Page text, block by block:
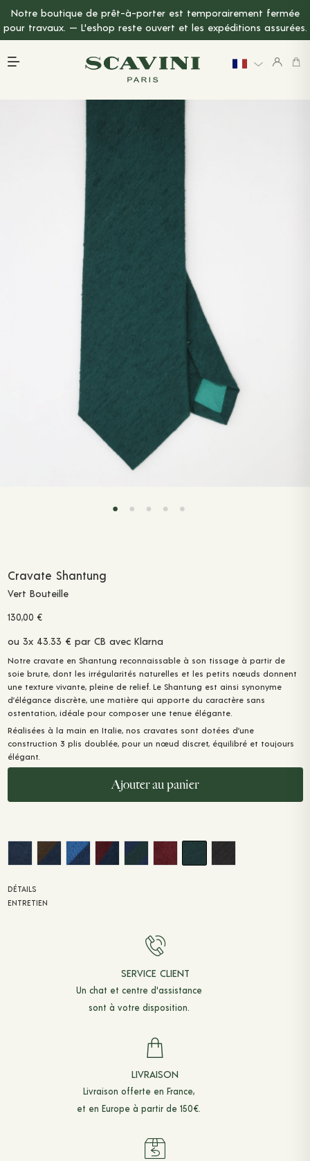
Notre boutique de prêt-à-porter est temporairement fermée
pour travaux. — L'eshop reste ouvert et les expéditions assurées.
Cravate Shantung
Vert Bouteille
130,00 €
ou 3x 43.33 € par CB avec Klarna
Notre cravate en Shantung reconnaissable à son tissage à partir de
soie brute, dont les irrégularités naturelles et les petits nœuds donnent
une texture vivante, pleine de relief. Le Shantung est ainsi synonyme
d’élégance discrète,une matière qui apporte du caractère sans
ostentation, idéale pour composer une tenue élégante.
Réalisées à la main en Italie, nos cravates sont dotées d’une
construction 3 plis doublée, pour un nœud discret, équilibré et toujours
élégant.
Ajouter au panier
DÉTAILS
ENTRETIEN
SERVICE CLIENT
Un chat et centre d'assistance
sont à votre disposition.
LIVRAISON
Livraison offerte en France,
et en Europe à partir de 150€.
Menu Principal